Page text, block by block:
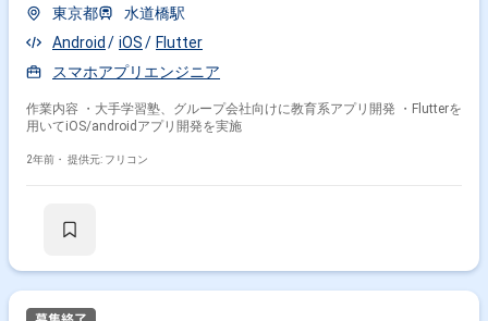
東京都
水道橋駅
Android
iOS
Flutter
スマホアプリエンジニア
作業内容 ・大手学習塾、グループ会社向けに教育系アプリ開発 ・Flutterを
用いてiOS/androidアプリ開発を実施
2年前・ 提供元: フリコン